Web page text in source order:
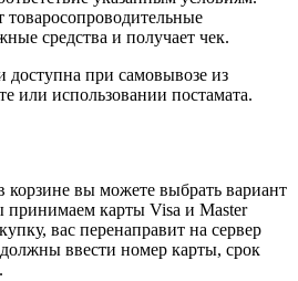
средства и получает чек.
при самовывозе из
или использовании постамата.
корзине вы можете выбрать вариант
карты Visa и Master
вас перенаправит на сервер
ввести номер карты, срок